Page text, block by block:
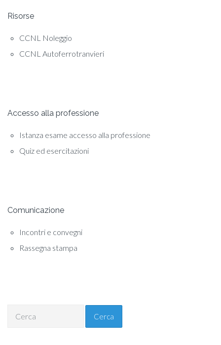
Risorse
CCNL Noleggio
CCNL Autoferrotranvieri
Accesso alla professione
Istanza esame accesso alla professione
Quiz ed esercitazioni
Comunicazione
Incontri e convegni
Rassegna stampa
Cerca